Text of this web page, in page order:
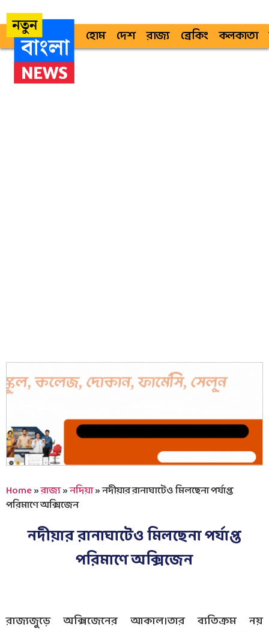
হোম দেশ রাজ্য ব্রেকিং কলকাতা
Home»রাজ্য»নদিয়া»নদীয়ার রানাঘাটেও মিলছেনা পর্যাপ্ত
পরিমাণে অক্সিজেন
নদীয়ার রানাঘাটেও মিলছেনা পর্যাপ্ত
পরিমাণে অক্সিজেন
রাজ্যজুড়ে অক্সিজেনের আকাল।তার ব্যতিক্রম নয়